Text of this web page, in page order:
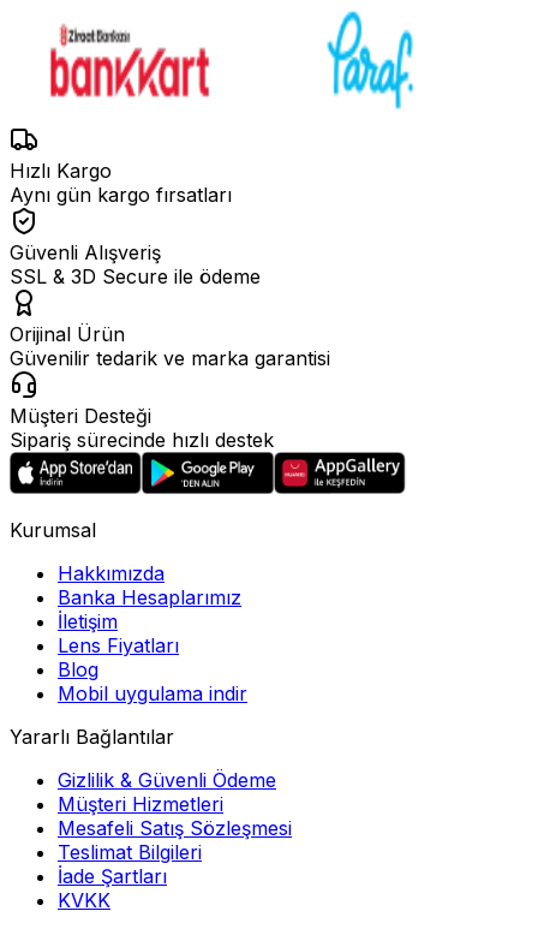
Hızlı Kargo
Aynı gün kargo fırsatları
Güvenli Alışveriş
SSL & 3D Secure ile ödeme
Orijinal Ürün
Güvenilir tedarik ve marka garantisi
Müşteri Desteği
Sipariş sürecinde hızlı destek
Kurumsal
Hakkımızda
Banka Hesaplarımız
İletişim
Lens Fiyatları
Blog
Mobil uygulama indir
Yararlı Bağlantılar
Gizlilik & Güvenli Ödeme
Müşteri Hizmetleri
Mesafeli Satış Sözleşmesi
Teslimat Bilgileri
İade Şartları
KVKK